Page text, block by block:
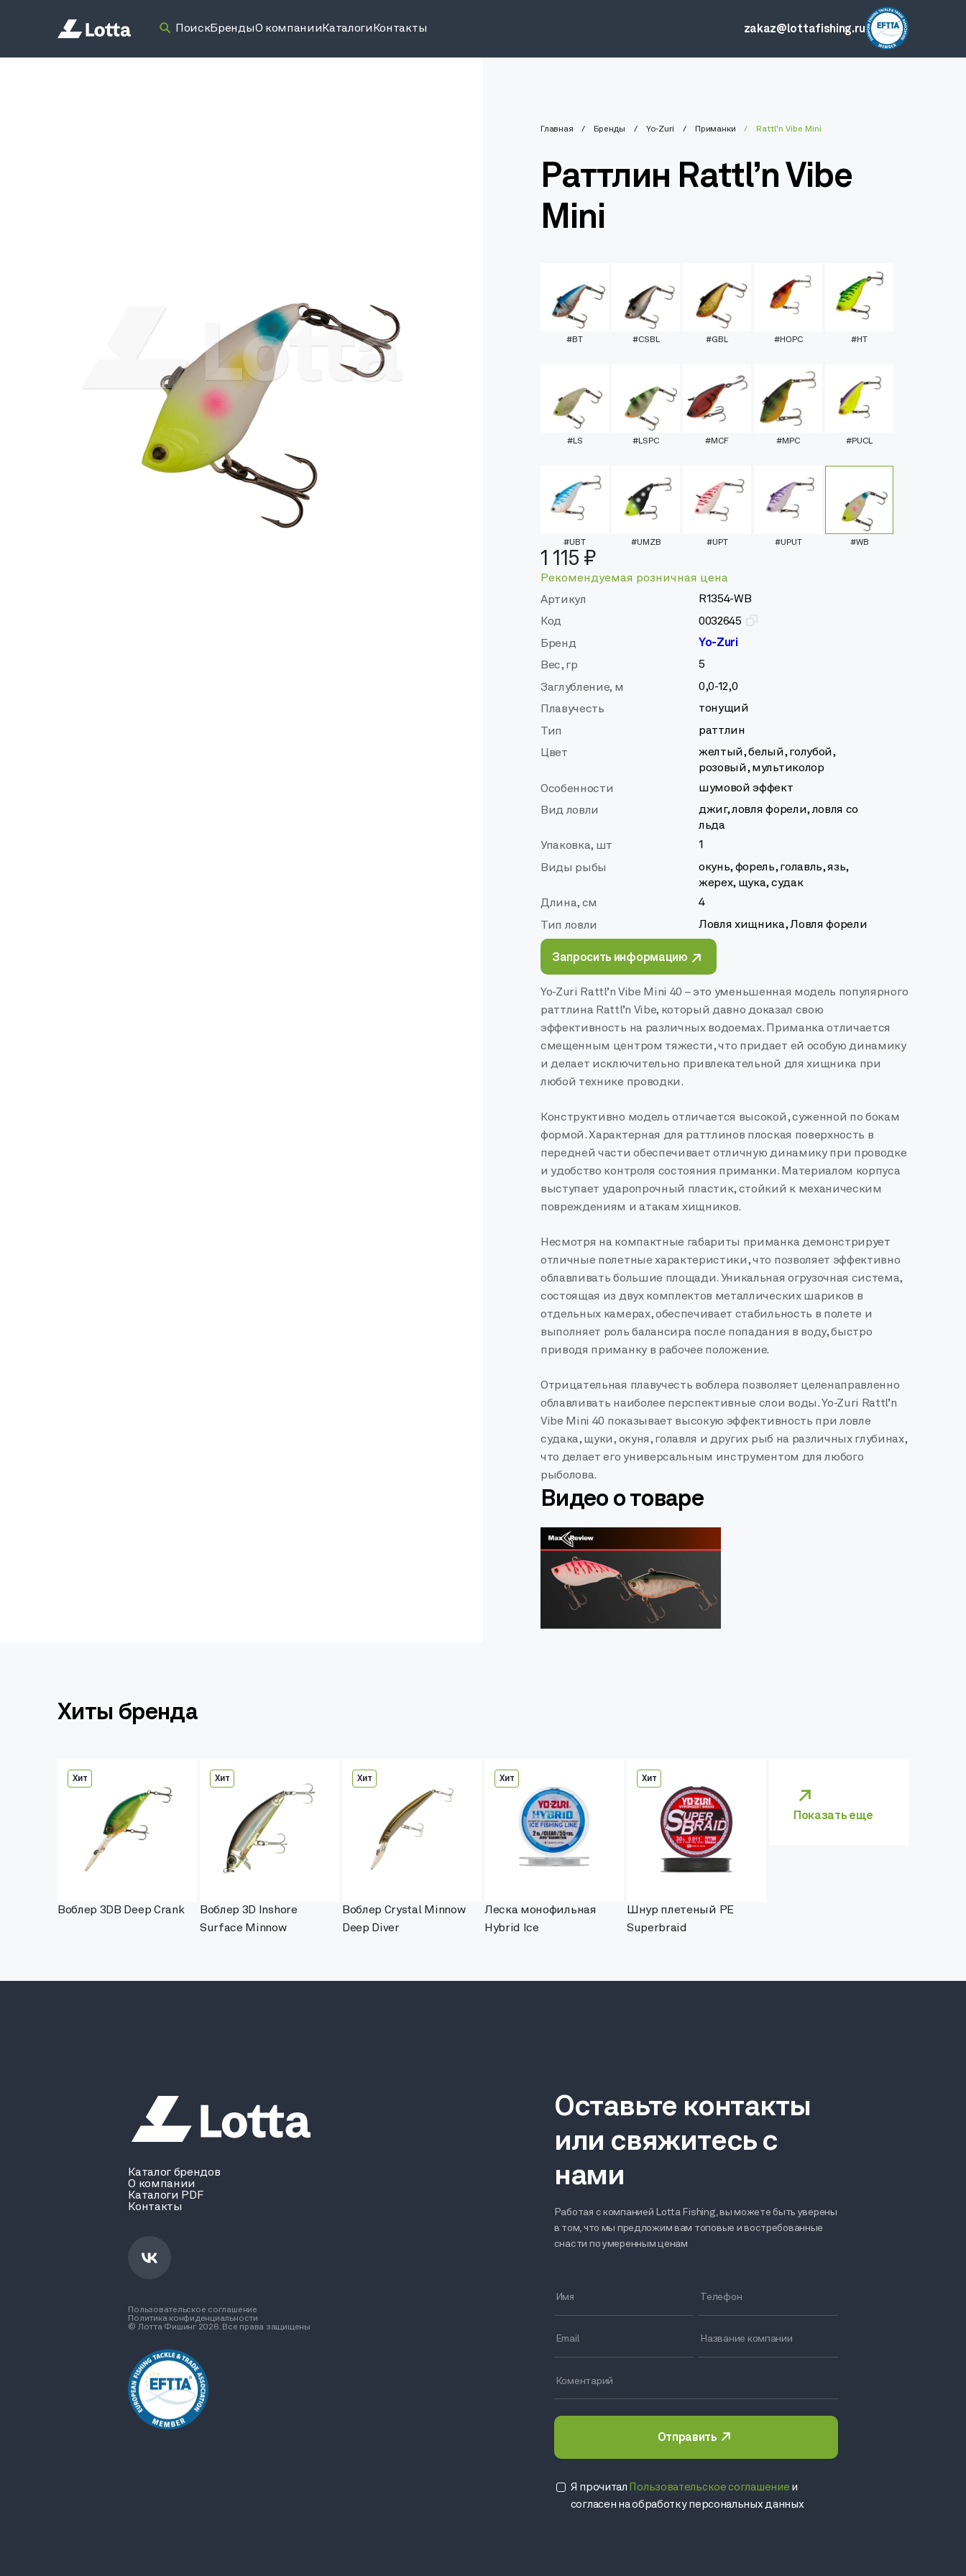
ПоискБрендыО компании Каталоги Контакты zakaz@lottafishing.ru
Главная Бренды Yo-Zuri Приманки Rattl’n Vibe Mini
Раттлин Rattl’n Vibe
Mini
#BT #CSBL #GBL #HOPC #HT
#LS #LSPC #MCF #MPC #PUCL
#UBT #UMZB #UPT #UPUT #WB
1 115 ₽
Рекомендуемая розничная цена
Артикул
R1354-WB
Код
0032645
Бренд
Yo-Zuri
Вес, гр
5
Заглубление, м
0,0-12,0
Плавучесть
тонущий
Тип
раттлин
Цвет
желтый, белый, голубой,
розовый, мультиколор
Особенности
шумовой эффект
Вид ловли
джиг, ловля форели, ловля со
льда
Упаковка, шт
1
Виды рыбы
окунь, форель, голавль, язь,
жерех, щука, судак
Длина, см
4
Тип ловли
Ловля хищника, Ловля форели
Запросить информацию
Yo-Zuri Rattl’n Vibe Mini 40 – это уменьшенная модель популярного
раттлина Rattl’n Vibe, который давно доказал свою
эффективность на различных водоемах. Приманка отличается
смещенным центром тяжести, что придает ей особую динамику
и делает исключительно привлекательной для хищника при
любой технике проводки.
Конструктивно модель отличается высокой, суженной по бокам
формой. Характерная для раттлинов плоская поверхность в
передней части обеспечивает отличную динамику при проводке
и удобство контроля состояния приманки. Материалом корпуса
выступает ударопрочный пластик, стойкий к механическим
повреждениям и атакам хищников.
Несмотря на компактные габариты приманка демонстрирует
отличные полетные характеристики, что позволяет эффективно
облавливать большие площади. Уникальная огрузочная система,
состоящая из двух комплектов металлических шариков в
отдельных камерах, обеспечивает стабильность в полете и
выполняет роль балансира после попадания в воду, быстро
приводя приманку в рабочее положение.
Отрицательная плавучесть воблера позволяет целенаправленно
облавливать наиболее перспективные слои воды. Yo-Zuri Rattl’n
Vibe Mini 40 показывает высокую эффективность при ловле
судака, щуки, окуня, голавля и других рыб на различных глубинах,
что делает его универсальным инструментом для любого
рыболова.
Видео о товаре
Хиты бренда
Хит
Воблер 3DB Deep Crank
Хит
Воблер 3D Inshore
Surface Minnow
Хит
Воблер Crystal Minnow
Deep Diver
Хит
Леска монофильная
Hybrid Ice
Хит
Шнур плетеный PE
Superbraid
Показать еще
Каталог брендов
О компании
Каталоги PDF
Контакты
Пользовательское соглашение
Политика конфиденциальности
© Лотта Фишинг 2026. Все права защищены
Оставьте контакты
или свяжитесь с
нами
Работая с компанией Lotta Fishing, вы можете быть уверены
в том, что мы предложим вам топовые и востребованные
снасти по умеренным ценам
Отправить
Я прочитал Пользовательское соглашение и
согласен на обработку персональных данных